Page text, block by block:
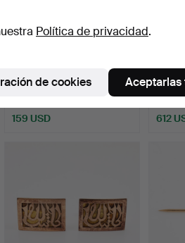
Subastado 11 dic 2025
159 USD
k,
612
Política de privacidad.
de cookies Aceptarlas